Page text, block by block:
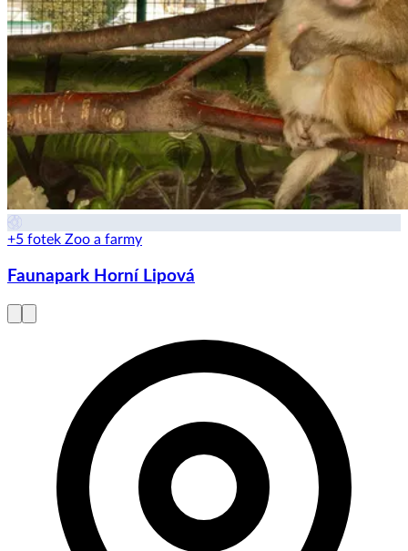
+5 fotek Zoo a farmy
Faunapark Horní Lipová